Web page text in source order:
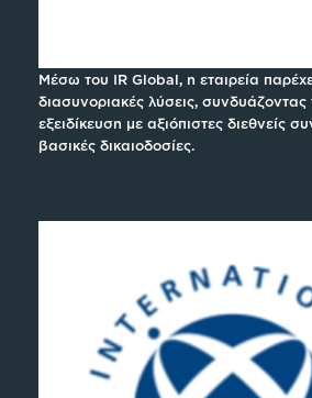
Μέσω του IR Global, η εταιρεία
διασυνοριακές λύσεις, συνδυάζοντας
εξειδίκευση με αξιόπιστες διεθνείς
βασικές δικαιοδοσίες.